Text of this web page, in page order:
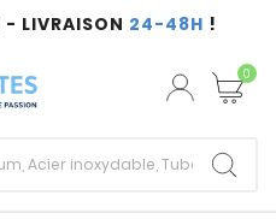
- LIVRAISON 24-48H !
0